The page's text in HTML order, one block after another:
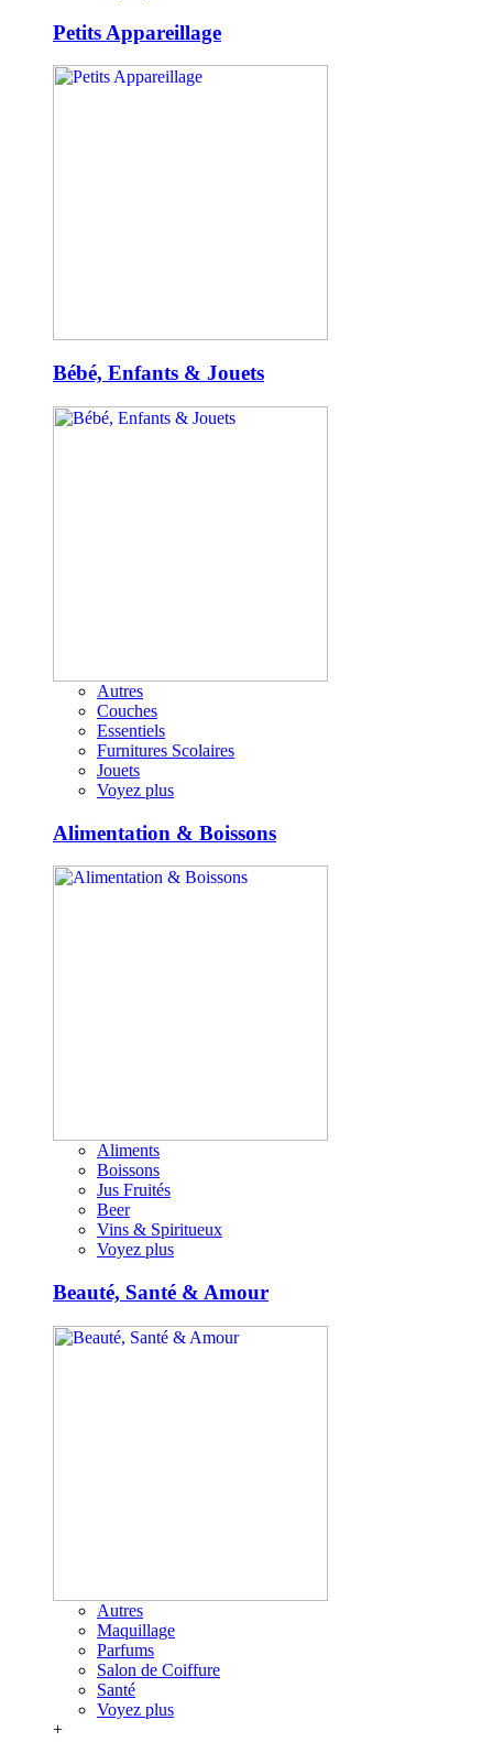
Petits Appareillage
Bébé, Enfants & Jouets
Autres
Couches
Essentiels
Furnitures Scolaires
Jouets
Voyez plus
Alimentation & Boissons
Aliments
Boissons
Jus Fruités
Beer
Vins & Spiritueux
Voyez plus
Beauté, Santé & Amour
Autres
Maquillage
Parfums
Salon de Coiffure
Santé
Voyez plus
+